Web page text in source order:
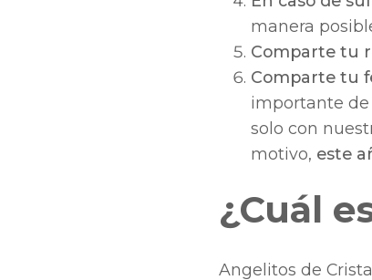
manera
Comparte tu
Comparte tu
importante de
solo con
motivo, este
¿Cuál
Angelitos de